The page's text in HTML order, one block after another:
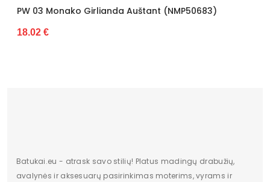
PW 03 Monako Girlianda Auštant (NMP50683)
18.02 €
Batukai.eu - atrask savo stilių! Platus madingų drabužių,
avalynės ir aksesuarų pasirinkimas moterims, vyrams ir